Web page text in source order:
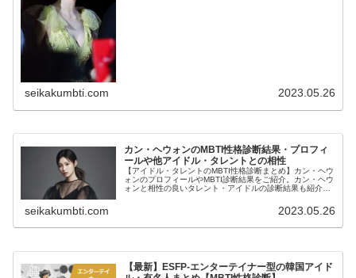
seikakumbti.com 2023.05.26
カン・ヘウォンのMBTI性格診断結果・プロフィ
ールや他アイドル・タレントとの相性
【アイドル・タレントのMBTI性格診断まとめ】カン・ヘウ
ォンのプロフィールやMBTI診断結果をご紹介。カン・ヘウ
ォンと相性の良いタレント・アイドルの診断結果も紹介し
seikakumbti.com 2023.05.26
【最新】ESFP-エンターテイナー型の韓国アイド